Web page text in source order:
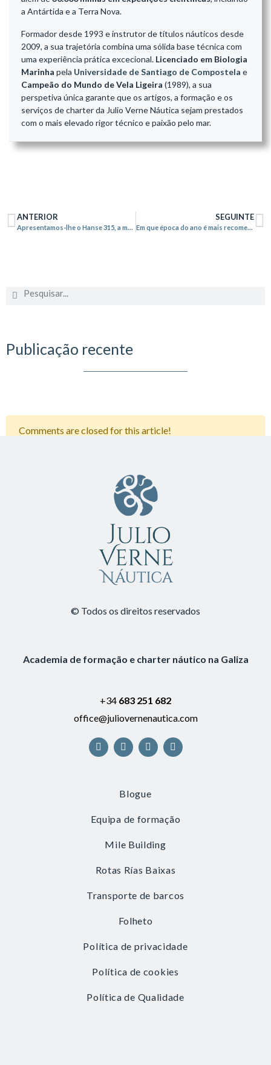
a Antártida e a Terra Nova.
Formador desde 1993 e instrutor de títulos náuticos desde
2009, a sua trajetória combina uma sólida base técnica com
uma experiência prática excecional. Licenciado em Biologia
Marinha pela Universidade de Santiago de Compostela e
Campeão do Mundo de Vela Ligeira (1989), a sua
perspetiva única garante que os artigos, a formação e os
serviços de charter da Julio Verne Náutica sejam prestados
com o mais elevado rigor técnico e paixão pelo mar.
ANTERIOR
Apresentamos-lhe o Hanse 315, a mais recente adição à nossa frota.
SEGUINTE
Em que época do ano é mais recomendável fazer práticas de navegação?
Publicação recente
Comments are closed for this article!
© Todos os direitos reservados
Academia de formação e charter náutico na Galiza
+34 683 251 682
office@juliovernenautica.com
Blogue
Equipa de formação
Mile Building
Rotas Rías Baixas
Transporte de barcos
Folheto
Política de privacidade
Política de cookies
Política de Qualidade